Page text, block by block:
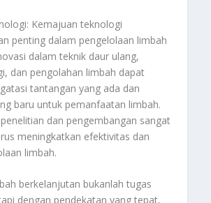
Kemajuan teknologi
penting dalam pengelolaan limbah
dalam teknik daur ulang,
dan pengolahan limbah dapat
tantangan yang ada dan
baru untuk pemanfaatan limbah.
dan pengembangan sangat
meningkatkan efektivitas dan
limbah.
berkelanjutan bukanlah tugas
dengan pendekatan yang tepat,